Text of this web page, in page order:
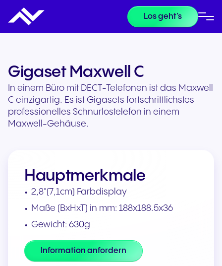
Los geht’s
Gigaset Maxwell C
In einem Büro mit DECT-Telefonen ist das Maxwell
C einzigartig. Es ist Gigasets fortschrittlichstes
professionelles Schnurlostelefon in einem
Maxwell-Gehäuse.
Hauptmerkmale
2,8"(7,1cm) Farbdisplay
Maße (BxHxT) in mm: 188x188.5x36
Gewicht: 630g
Information anfordern